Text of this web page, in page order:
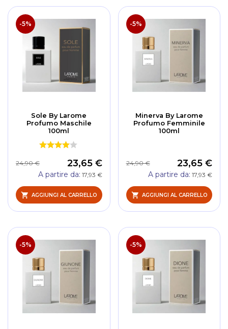
-5%
Sole By Larome
Profumo Maschile
100ml
23,65 €
24,90 €
A partire da 17,93 €
AGGIUNGI AL CARRELLO
-5%
Minerva By Larome
Profumo Femminile
100ml
23,65 €
24,90 €
A partire da 17,93 €
AGGIUNGI AL CARRELLO
-5% -5%